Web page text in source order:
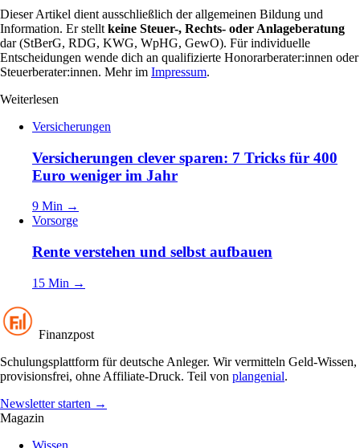
Dieser Artikel dient ausschließlich der allgemeinen Bildung und
Information. Er stellt keine Steuer-, Rechts- oder Anlageberatung
dar (StBerG, RDG, KWG, WpHG, GewO). Für individuelle
Entscheidungen wende dich an qualifizierte Honorarberater:innen oder
Steuerberater:innen. Mehr im Impressum.
Weiterlesen
Versicherungen
Versicherungen clever sparen: 7 Tricks für 400
Euro weniger im Jahr
9 Min →
Vorsorge
Rente verstehen und selbst aufbauen
15 Min →
Finanzpost
Schulungsplattform für deutsche Anleger. Wir vermitteln Geld-Wissen,
provisionsfrei, ohne Affiliate-Druck. Teil von plangenial.
Newsletter starten →
Magazin
Wissen